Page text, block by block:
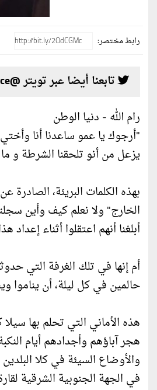
رابط مختصر:
تابعنا أيضا عبر تويتر @alwatanvoice
رام الله - دنيا الوطن
"أرجوك يا عمو ساعدنا أنا
يزعل من أنو تلحقنا الشرطة و
الخارج" ولا نعلم كيف وأين
أبلغنا أنهم اعتقلوا أثناء إعداد
أم إنها في تلك الغرفة التي
حالمين في كل ليلة، أن
هذه الأماني التي تحلم بها
والأوضاع السيئة في كلا
في الجهة الجنوبية الشرقية